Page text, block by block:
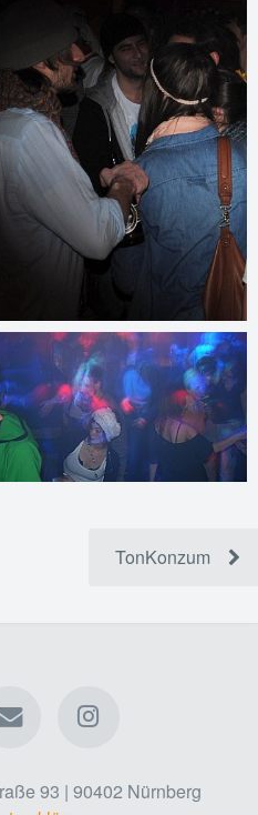
TonKonzum
93 | 90402 Nürnberg